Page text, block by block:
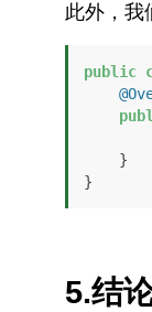
此外，我
public
}
5.结